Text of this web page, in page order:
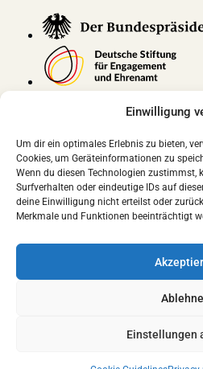
Einwilligung
Um dir ein optimales Erlebnis zu bieten,
Cookies, um Geräteinformationen zu
Wenn du diesen Technologien zustimmst,
Surfverhalten oder eindeutige IDs auf
deine Einwilligung nicht erteilst oder
Merkmale und Funktionen beeinträchtigt
Einstellungen
Visit us on social
Instagram
Facebook